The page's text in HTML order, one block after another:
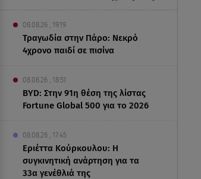
08.08.26 , 19:19
Τραγωδία στην Πάρο: Νεκρό
4χρονο παιδί σε πισίνα
08.08.26 , 18:51
BYD: Στην 91η θέση της λίστας
Fortune Global 500 για το 2026
08.08.26 , 17:45
Εριέττα Κούρκουλου: Η
συγκινητική ανάρτηση για τα
33α γενέθλιά της